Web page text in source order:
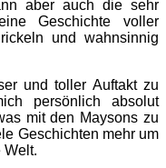
aber auch die sehr
Geschichte voller
und wahnsinnig
und toller Auftakt zu
persönlich absolut
mit den Maysons zu
Geschichten mehr um
Welt.